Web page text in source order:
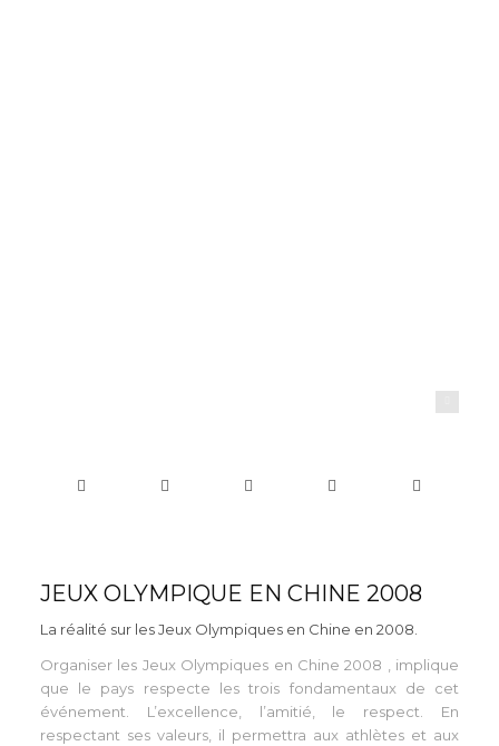
JEUX OLYMPIQUE EN CHINE 2008
La réalité sur les Jeux Olympiques en Chine en 2008.
Organiser les Jeux Olympiques en Chine 2008 , implique
que le pays respecte les trois fondamentaux de cet
événement. L’excellence, l’amitié, le respect. En
respectant ses valeurs, il permettra aux athlètes et aux